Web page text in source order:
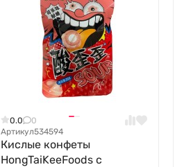
0.0
0
Артикул534594
Кислые конфеты
HongTaiKeeFoods с